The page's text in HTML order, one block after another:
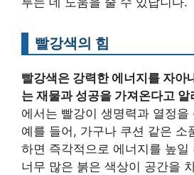
빨강색의 힘
빨강색은 강력한 에너지를 자아
는 재물과 성공을 가져온다고 알
에서는 빨강이 생명력과 열정을
예를 들어, 가구나 쿠션 같은 소
하면 즉각적으로 에너지를 높일
너무 많은 붉은 색상이 공간을